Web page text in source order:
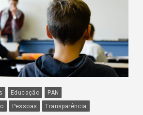
Educação
PAN
Pessoas Transparência